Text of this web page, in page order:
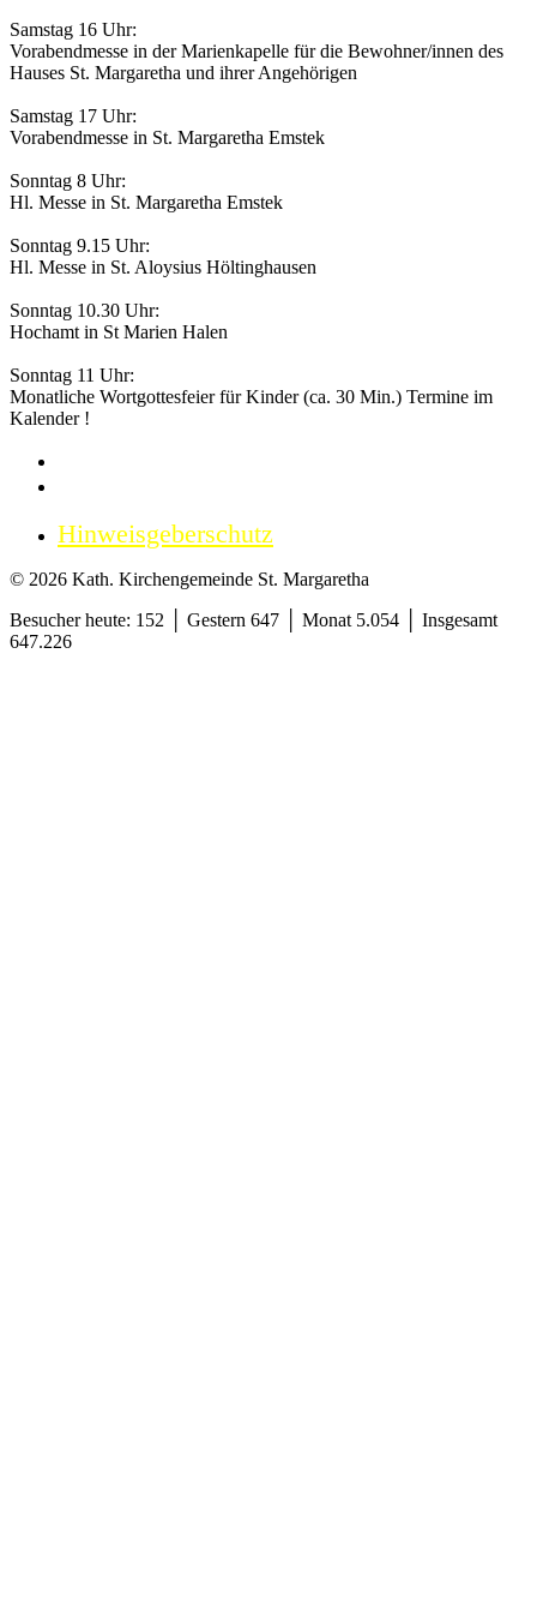
Samstag 16 Uhr:
Vorabendmesse in der Marienkapelle für die Bewohner/innen des
Hauses St. Margaretha und ihrer Angehörigen
Samstag 17 Uhr:
Vorabendmesse in St. Margaretha Emstek
Sonntag 8 Uhr:
Hl. Messe in St. Margaretha Emstek
Sonntag 9.15 Uhr:
Hl. Messe in St. Aloysius Höltinghausen
Sonntag 10.30 Uhr:
Hochamt in St Marien Halen
Sonntag 11 Uhr:
Monatliche Wortgottesfeier für Kinder (ca. 30 Min.) Termine im
Kalender !
Hinweisgeberschutz
© 2026 Kath. Kirchengemeinde St. Margaretha
Besucher heute: 152 │ Gestern 647 │ Monat 5.054 │ Insgesamt
647.226